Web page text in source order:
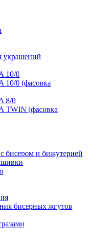
украшений
10/0
10/0 (фасовка
8/0
TWIN (фасовка
бисером и бижутерией
бисерных жгутов